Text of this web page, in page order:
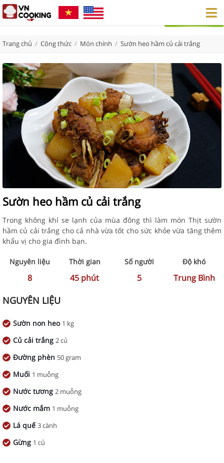
Trang chủ / Công thức / Món chính / Sườn heo hầm củ cải trắng
Sườn heo hầm củ cải trắng
Trong không khí se lạnh của mùa đông thì làm món Thịt sườn
hầm củ cải trắng cho cả nhà vừa tốt cho sức khỏe vừa tăng thêm
khẩu vị cho gia đình bạn.
Nguyên liệu
8
Thời gian
45 phút
Số người
5
Độ khó
Trung Bình
NGUYÊN LIỆU
Sườn non heo 1 kg
Củ cải trắng 2 củ
Đường phèn 50 gram
Muối 1 muỗng
Nước tương 2 muỗng
Nước mắm 1 muỗng
Lá quế3 cành
Gừng 1 củ